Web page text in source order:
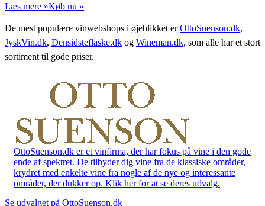
Læs mere »Køb nu »
De mest populære vinwebshops i øjeblikket erOttoSuenson.dk,
JyskVin.dk, Densidsteflaske.dk og Wineman.dk, som alle har et stort
sortiment til gode priser.
OttoSuenson.dk er et vinfirma, der har fokus på vine i den gode
ende af spektret. De tilbyder dig vine fra de klassiske områder,
krydret med enkelte vine fra nogle af de nye og interessante
områder, der dukker op. Klik her for at se deres udvalg.
Se udvalget på OttoSuenson.dk